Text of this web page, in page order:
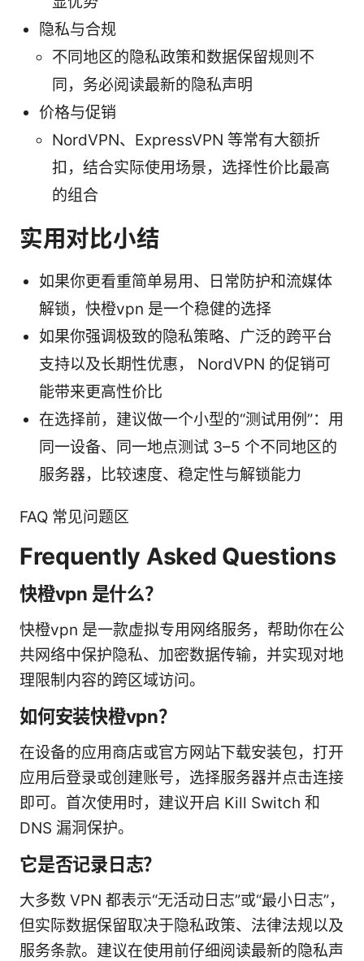
隐私与合规
不同地区的隐私政策和数据保留规则不
同，务必阅读最新的隐私声明
价格与促销
NordVPN、ExpressVPN 等常有大额折
扣，结合实际使用场景，选择性价比最高
的组合
实用对比小结
如果你更看重简单易用、日常防护和流媒体
解锁，快橙vpn 是一个稳健的选择
如果你强调极致的隐私策略、广泛的跨平台
支持以及长期性优惠， NordVPN 的促销可
能带来更高性价比
在选择前，建议做一个小型的“测试用例”：用
同一设备、同一地点测试 3–5 个不同地区的
服务器，比较速度、稳定性与解锁能力
FAQ 常见问题区
Frequently Asked Questions
快橙vpn 是什么？
快橙vpn 是一款虚拟专用网络服务，帮助你在公
共网络中保护隐私、加密数据传输，并实现对地
理限制内容的跨区域访问。
如何安装快橙vpn？
在设备的应用商店或官方网站下载安装包，打开
应用后登录或创建账号，选择服务器并点击连接
即可。首次使用时，建议开启 Kill Switch 和
DNS 漏洞保护。
它是否记录日志？
大多数 VPN 都表示“无活动日志”或“最小日志”，
但实际数据保留取决于隐私政策、法律法规以及
服务条款。建议在使用前仔细阅读最新的隐私声